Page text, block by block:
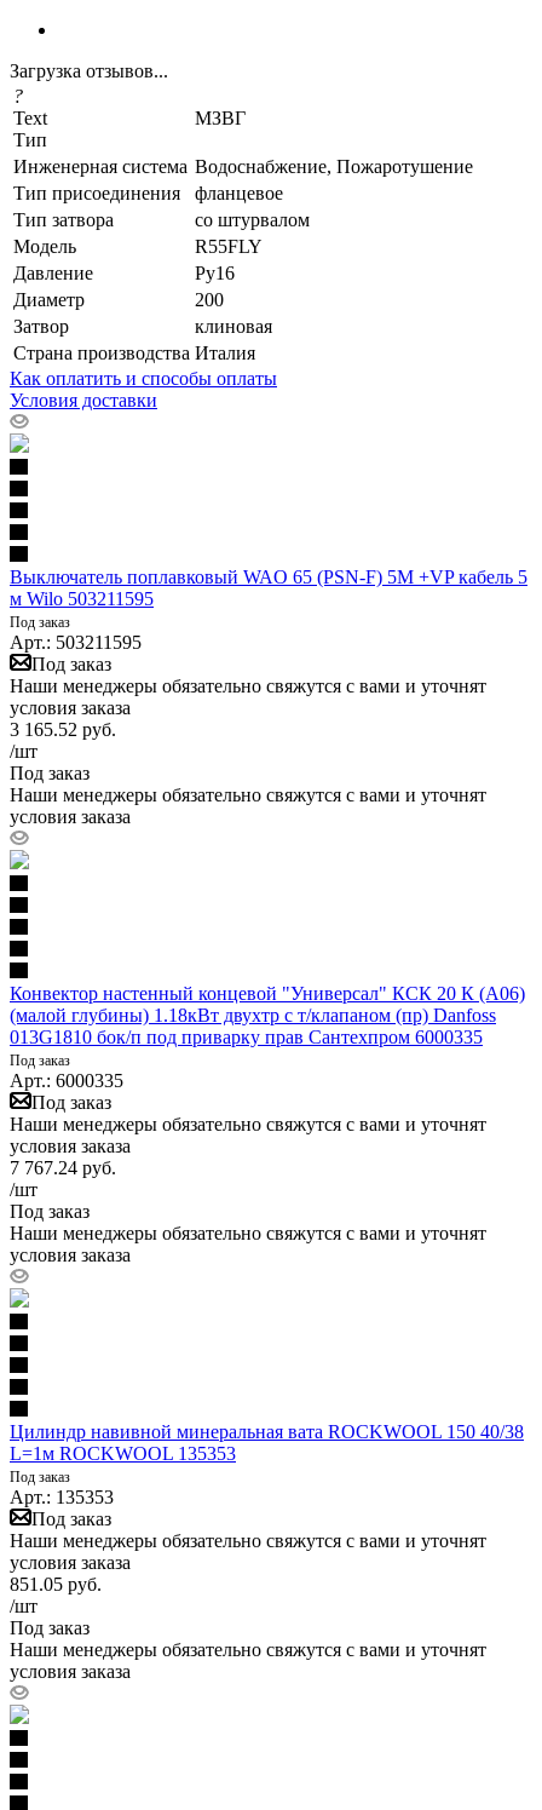
Загрузка отзывов...
?
Text
Тип
МЗВГ
Инженерная система Водоснабжение, Пожаротушение
Тип присоединения
фланцевое
Тип затвора
со штурвалом
Модель
R55FLY
Давление
Ру16
Диаметр
200
Затвор
клиновая
Страна производства Италия
Как оплатить и способы оплаты
Условия доставки
Выключатель поплавковый WAO 65 (PSN-F) 5M +VP кабель 5
м Wilo 503211595
Под заказ
Арт.: 503211595
Под заказ
Наши менеджеры обязательно свяжутся с вами и уточнят
условия заказа
3 165.52 руб.
/шт
Под заказ
Наши менеджеры обязательно свяжутся с вами и уточнят
условия заказа
Конвектор настенный концевой "Универсал" КСК 20 К (А06)
(малой глубины) 1.18кВт двухтр с т/клапаном (пр) Danfoss
013G1810 бок/п под приварку прав Сантехпром 6000335
Под заказ
Арт.: 6000335
Под заказ
Наши менеджеры обязательно свяжутся с вами и уточнят
условия заказа
7 767.24 руб.
/шт
Под заказ
Наши менеджеры обязательно свяжутся с вами и уточнят
условия заказа
Цилиндр навивной минеральная вата ROCKWOOL 150 40/38
L=1м ROCKWOOL 135353
Под заказ
Арт.: 135353
Под заказ
Наши менеджеры обязательно свяжутся с вами и уточнят
условия заказа
851.05 руб.
/шт
Под заказ
Наши менеджеры обязательно свяжутся с вами и уточнят
условия заказа